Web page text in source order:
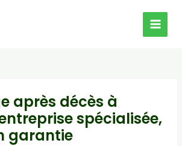
MAIN
après décès à
spécialisée,
garantie